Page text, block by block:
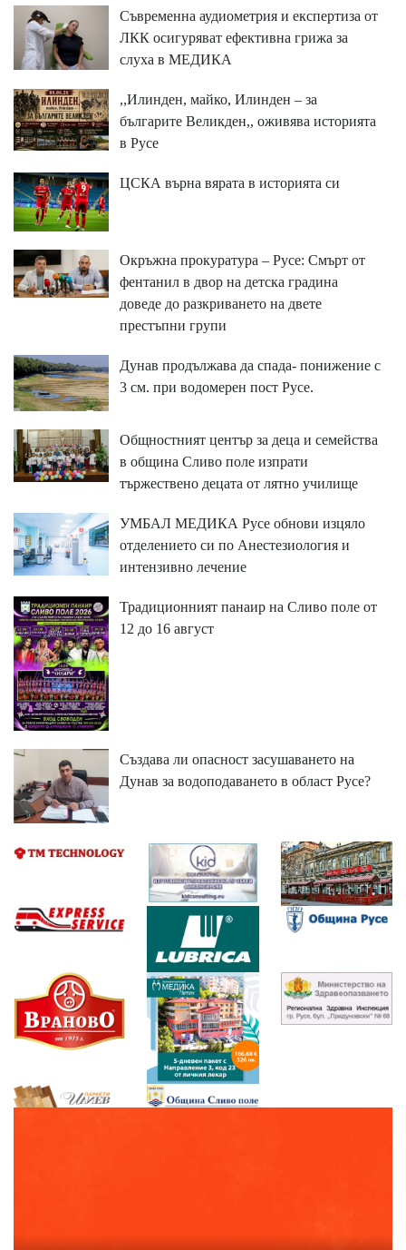
Съвременна аудиометрия и експертиза от
ЛКК осигуряват ефективна грижа за
слуха в МЕДИКА
,,Илинден, майко, Илинден – за
българите Великден,, оживява историята
в Русе
ЦСКА върна вярата в историята си
Окръжна прокуратура – Русе: Смърт от
фентанил в двор на детска градина
доведе до разкриването на двете
престъпни групи
Дунав продължава да спада- понижение с
3 см. при водомерен пост Русе.
Общностният център за деца и семейства
в община Сливо поле изпрати
тържествено децата от лятно училище
УМБАЛ МЕДИКА Русе обнови изцяло
отделението си по Анестезиология и
интензивно лечение
Традиционният панаир на Сливо поле от
12 до 16 август
Създава ли опасност засушаването на
Дунав за водоподаването в област Русе?